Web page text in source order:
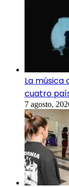
La
cuatro
7 agosto,